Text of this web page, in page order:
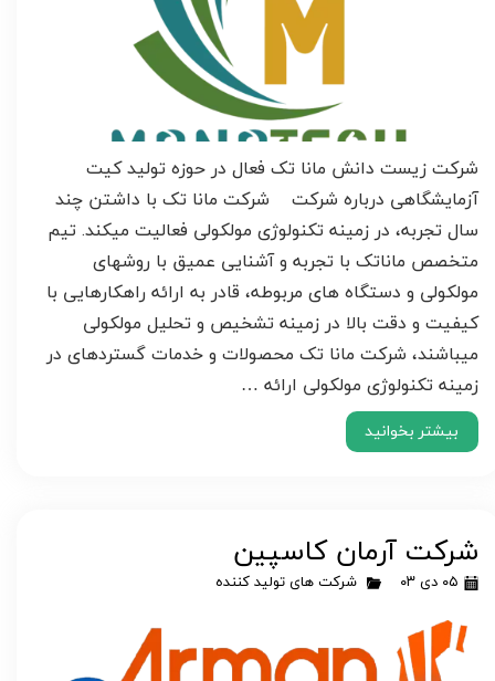
شرکت زیست دانش مانا تک فعال در حوزه تولید کیت
آزمایشگاهی درباره شرکت شرکت مانا تک با داشتن چند
سال تجربه، در زمینه تکنولوژی مولکولی فعالیت میکند. تیم
متخصص ماناتک با تجربه و آشنایی عمیق با روشهای
مولکولی و دستگاه های مربوطه، قادر به ارائه راهکارهایی با
کیفیت و دقت بالا در زمینه تشخیص و تحلیل مولکولی
میباشند، شرکت مانا تک محصولات و خدمات گستردهای در
زمینه تکنولوژی مولکولی ارائه …
بیشتر بخوانید
شرکت آرمان کاسپین
۰۵ دی ۰۳ شرکت های تولید کننده